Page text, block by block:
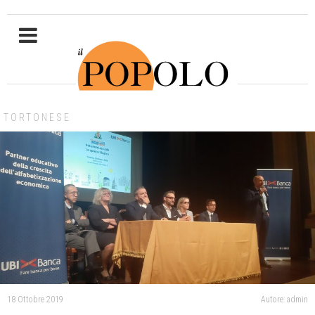
TORTONESE
18 Ottobre 2019 Autore: admin